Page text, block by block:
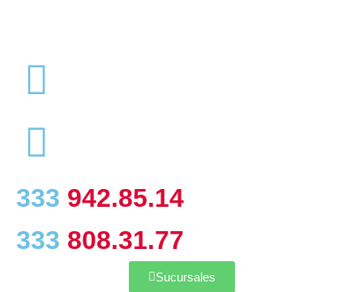
333 942.85.14
333 808.31.77
Sucursales